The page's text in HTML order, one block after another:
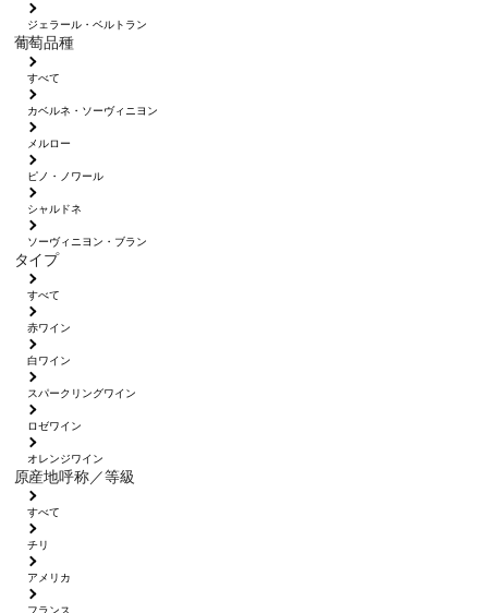
ジェラール・ベルトラン
葡萄品種
すべて
カベルネ・ソーヴィニヨン
メルロー
ピノ・ノワール
シャルドネ
ソーヴィニヨン・ブラン
タイプ
すべて
赤ワイン
白ワイン
スパークリングワイン
ロゼワイン
オレンジワイン
原産地呼称／等級
すべて
チリ
アメリカ
フランス